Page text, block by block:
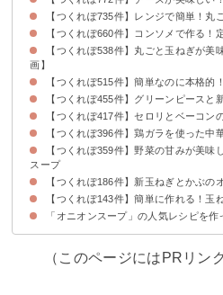
【つくれぽ735件】レンジで簡単！
【つくれぽ660件】コンソメで作る！
【つくれぽ538件】丸ごと玉ねぎが
画】
【つくれぽ515件】簡単なのに本格的
【つくれぽ455件】グリーンピースと
【つくれぽ417件】セロリとベーコン
【つくれぽ396件】鶏ガラを使った中
【つくれぽ359件】野菜の甘みが美味
スープ
【つくれぽ186件】新玉ねぎとかぶの
【つくれぽ143件】簡単に作れる！
「オニオンスープ」の人気レシピを作
（このページにはPRリン